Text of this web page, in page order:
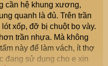
cần hệ khung xương,
quanh là đủ. Trên trần
xốp, đỡ bị chuột bọ vày.
trần nhựa. Mà không
này để làm vách, ít thợ
đang sử dụng cho e xin